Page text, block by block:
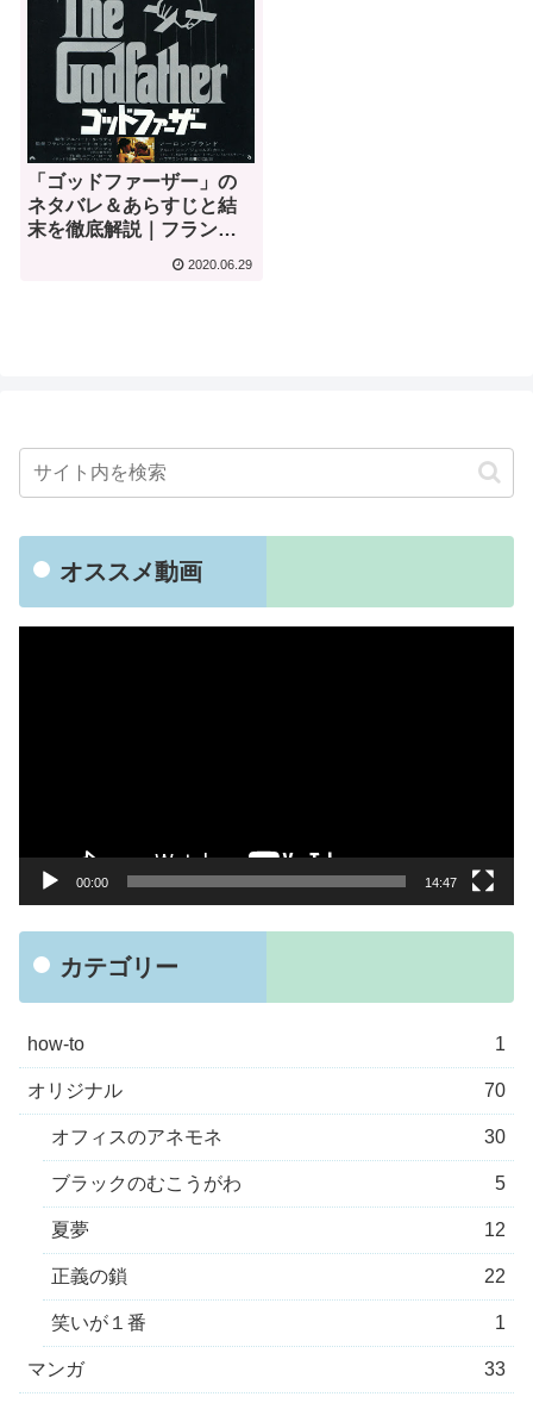
「ゴッドファーザー」の
ネタバレ＆あらすじと結
末を徹底解説｜フランシ
2020.06.29
オススメ動画
00:00 14:47
カテゴリー
how-to 1
オリジナル 70
オフィスのアネモネ 30
ブラックのむこうがわ 5
夏夢 12
正義の鎖 22
笑いが１番 1
マンガ 33